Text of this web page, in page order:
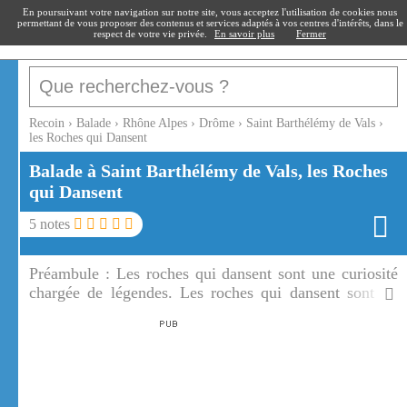
recoin.fr
Recoin › Balade › Rhône Alpes › Drôme › Saint Barthélémy de Vals ›
les Roches qui Dansent
Balade à Saint Barthélémy de Vals, les Roches
qui Dansent
5 notes
Préambule : Les roches qui dansent sont une curiosité
chargée de légendes. Les roches qui dansent sont un
En poursuivant votre navigation sur notre site, vous acceptez l'utilisation de cookies nous
permettant de vous proposer des contenus et services adaptés à vos centres d'intérêts, dans le
respect de votre vie privée.
En savoir plus Fermer